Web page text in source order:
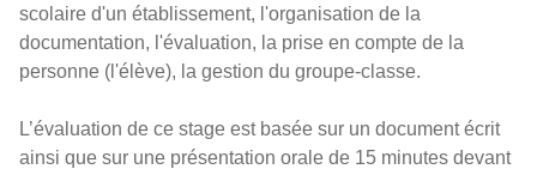
scolaire d'un établissement, l'organisation de la
documentation, l'évaluation, la prise en compte de la
personne (l'élève), la gestion du groupe-classe.
L’évaluation de ce stage est basée sur un document écrit
ainsi que sur une présentation orale de 15 minutes devant